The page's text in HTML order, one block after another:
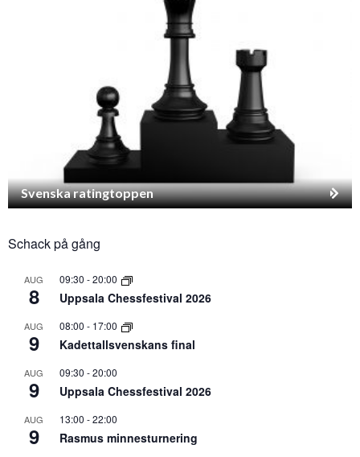
Svenska ratingtoppen
Schack på gång
AUG
8
09:30 -20:00
Uppsala Chessfestival 2026
AUG
9
08:00 - 17:00
Kadettallsvenskans final
AUG
9
09:30 -20:00
Uppsala Chessfestival 2026
AUG
9
13:00 -22:00
Rasmus minnesturnering